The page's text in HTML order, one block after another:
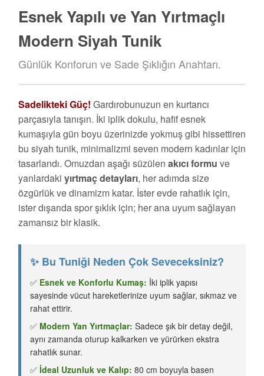
Esnek Yapılı ve Yan Yırtmaçlı
Modern Siyah Tunik
Günlük Konforun ve Sade Şıklığın Anahtarı.
Sadelikteki Güç! Gardırobunuzun en kurtarıcı
parçasıyla tanışın. İki iplik dokulu, hafif esnek
kumaşıyla gün boyu üzerinizde yokmuş gibi hissettiren
bu siyah tunik, minimalizmi seven modern kadınlar için
tasarlandı. Omuzdan aşağı süzülen akıcı formu ve
yanlardaki yırtmaç detayları, her adımda size
özgürlük ve dinamizm katar. İster evde rahatlık için,
ister dışarıda spor şıklık için; her ana uyum sağlayan
zamansız bir klasik.
✨ Bu Tuniği Neden Çok Seveceksiniz?
✅ Esnek ve Konforlu Kumaş: İki iplik yapısı
sayesinde vücut hareketlerinize uyum sağlar, sıkmaz ve
rahat ettirir.
✅ Modern Yan Yırtmaçlar: Sadece şık bir detay değil,
aynı zamanda oturup kalkarken ve yürürken ekstra
rahatlık sunar.
✅ İdeal Uzunluk ve Kalıp: 80 cm boyuyla basen